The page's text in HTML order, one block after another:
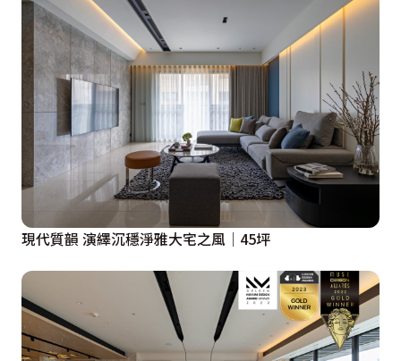
現代質韻 演繹沉穩淨雅大宅之風│45坪